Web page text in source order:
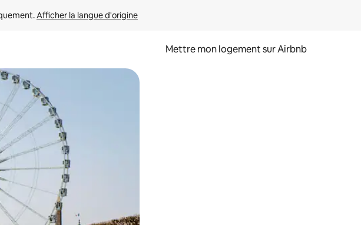
Afficher la langue d'origine
Mettre mon logement sur Airbnb